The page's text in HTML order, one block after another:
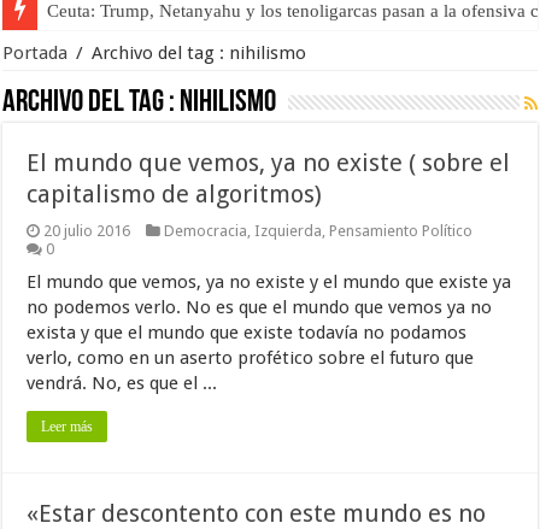
Ceuta: Trump, Netanyahu y los tenoligarcas pasan a la ofensiva
Portada / Archivo del tag : nihilismo
Archivo del tag : nihilismo
El mundo que vemos, ya no existe ( sobre el
capitalismo de algoritmos)
20 julio 2016 Democracia, Izquierda, Pensamiento Político
0
El mundo que vemos, ya no existe y el mundo que existe ya
no podemos verlo. No es que el mundo que vemos ya no
exista y que el mundo que existe todavía no podamos
verlo, como en un aserto profético sobre el futuro que
vendrá. No, es que el ...
Leer más
«Estar descontento con este mundo es no